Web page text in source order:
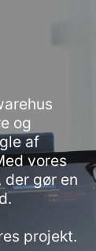
og
af
vores
gør en
projekt.